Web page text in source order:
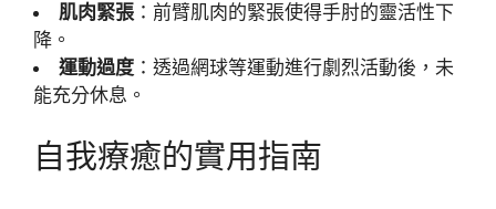
肌肉緊張 ：前臂肌肉的緊張使得手肘的靈活性下
降。
運動過度 ：透過網球等運動進行劇烈活動後，未
能充分休息。
自我療癒的實用指南